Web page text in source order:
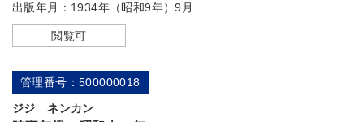
出版年月： 1934年（昭和9年）9月
閲覧可
管理番号：500000018
ジジ ネンカン